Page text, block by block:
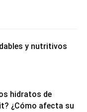
y nutritivos
hidratos de
¿Cómo afecta su